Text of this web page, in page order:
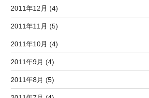
2011年12月 (4)
2011年11月 (5)
2011年10月 (4)
2011年9月 (4)
2011年8月 (5)